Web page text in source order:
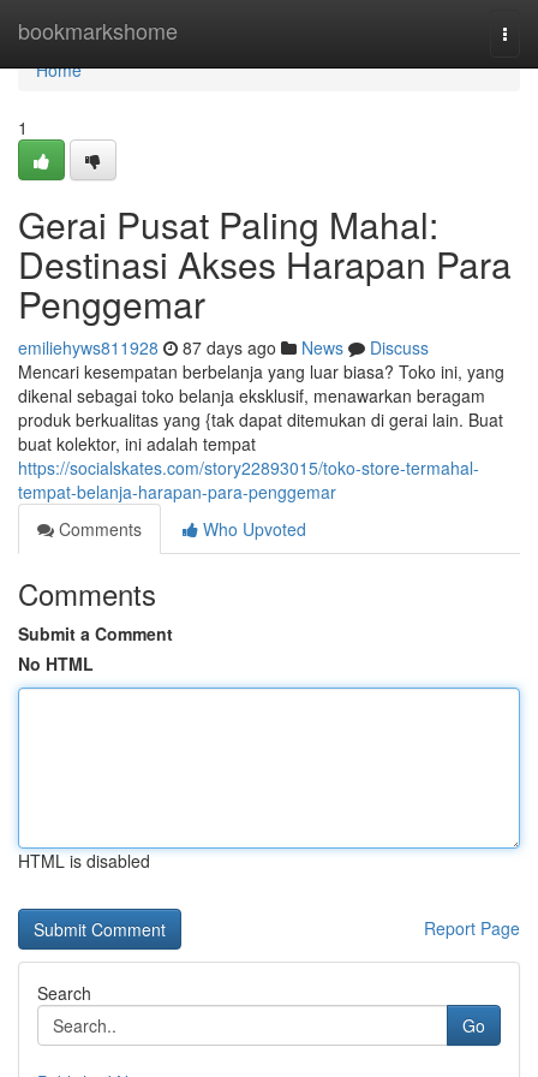
bookmarkshome
Home
Home
1
Gerai Pusat Paling Mahal:
Destinasi Akses Harapan Para
Penggemar
emiliehyws811928 87 days ago News
Discuss
Mencari kesempatan berbelanja yang luar biasa? Toko ini, yang
dikenal sebagai toko belanja eksklusif, menawarkan beragam
produk berkualitas yang {tak dapat ditemukan di gerai lain. Buat
buat kolektor, ini adalah tempat
https://socialskates.com/story22893015/toko-store-termahal-
tempat-belanja-harapan-para-penggemar
Comments
Who Upvoted
Comments
Submit a Comment
No HTML
HTML is disabled
Report Page
Search
Go